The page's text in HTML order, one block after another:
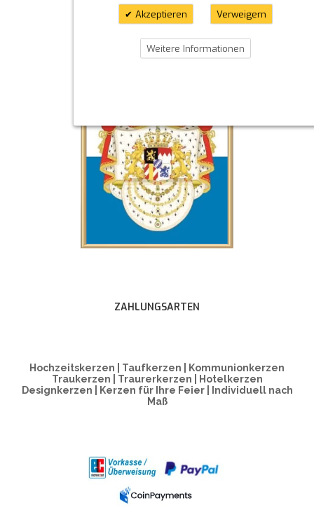
ZAHLUNGSARTEN
Hochzeitskerzen | Taufkerzen | Kommunionkerzen
Traukerzen | Traurerkerzen | Hotelkerzen
Designkerzen | Kerzen für Ihre Feier | Individuell nach
Maß
Akzeptieren Verweigern
Weitere Informationen